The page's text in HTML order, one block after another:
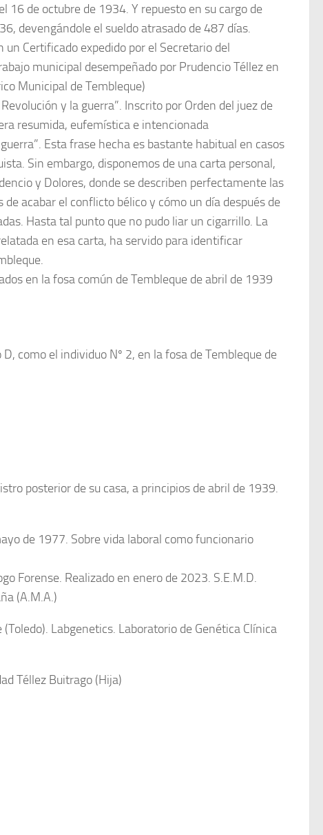
16 de octubre de 1934. Y repuesto en su cargo de
devengándole el sueldo atrasado de 487 días.
Certificado expedido por el Secretario del
municipal desempeñado por Prudencio Téllez en
Municipal de Tembleque)
y la guerra”. Inscrito por Orden del juez de
resumida, eufemística e intencionada
Esta frase hecha es bastante habitual en casos
Sin embargo, disponemos de una carta personal,
y Dolores, donde se describen perfectamente las
acabar el conflicto bélico y cómo un día después de
Hasta tal punto que no pudo liar un cigarrillo. La
en esa carta, ha servido para identificar
en la fosa común de Tembleque de abril de 1939
como el individuo Nº 2, en la fosa de Tembleque de
posterior de su casa, a principios de abril de 1939.
de 1977. Sobre vida laboral como funcionario
Forense. Realizado en enero de 2023. S.E.M.D.
(A.M.A.)
Labgenetics. Laboratorio de Genética Clínica
Téllez Buitrago (Hija)